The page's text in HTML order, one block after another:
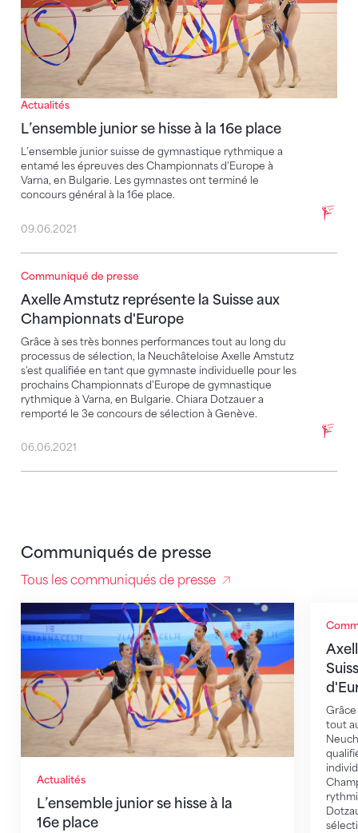
Actualités
L’ensemble junior se hisse à la 16e place
L’ensemble junior suisse de gymnastique rythmique a
entamé les épreuves des Championnats d'Europe à
Varna, en Bulgarie. Les gymnastes ont terminé le
concours général à la 16e place.
09.06.2021
Communiqué de presse
Axelle Amstutz représente la Suisse aux
Championnats d'Europe
Grâce à ses très bonnes performances tout au long du
processus de sélection, la Neuchâteloise Axelle Amstutz
s'est qualifiée en tant que gymnaste individuelle pour les
prochains Championnats d'Europe de gymnastique
rythmique à Varna, en Bulgarie. Chiara Dotzauer a
remporté le 3e concours de sélection à Genève.
Axelle Amstutz représente la Suisse aux
06.06.2021
Communiqués de presse
Tous les communiqués de presse
Actualités
L’ensemble junior se hisse à la
16e place
L’ensemble junior se hisse à la 16e place
tout